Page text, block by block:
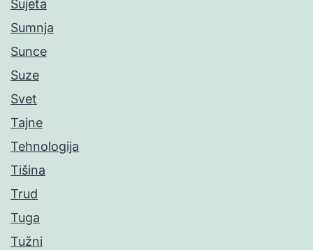
Sujeta
Sumnja
Sunce
Suze
Svet
Tajne
Tehnologija
Tišina
Trud
Tuga
Tužni